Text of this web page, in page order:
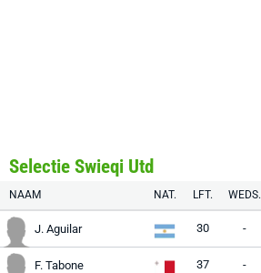
Selectie Swieqi Utd
NAAM NAT. LFT. WEDS.
J. Aguilar 30 -
F. Tabone 37 -